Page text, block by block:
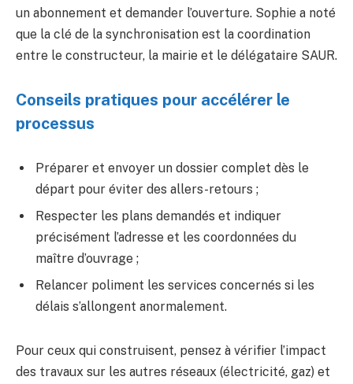
un abonnement et demander l’ouverture. Sophie a noté
que la clé de la synchronisation est la coordination
entre le constructeur, la mairie et le délégataire SAUR.
Conseils pratiques pour accélérer le
processus
Préparer et envoyer un dossier complet dès le
départ pour éviter des allers-retours ;
Respecter les plans demandés et indiquer
précisément l’adresse et les coordonnées du
maître d’ouvrage ;
Relancer poliment les services concernés si les
délais s’allongent anormalement.
Pour ceux qui construisent, pensez à vérifier l’impact
des travaux sur les autres réseaux (électricité, gaz) et